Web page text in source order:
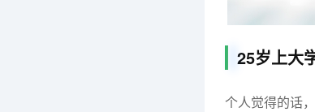
25岁上大
个人觉得的话